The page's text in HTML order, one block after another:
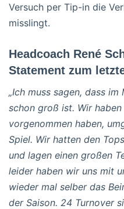
Versuch per Tip-in die
misslingt.
Headcoach René
Statement zum
„Ich muss sagen, dass
schon groß ist. Wir
vorgenommen haben,
Spiel. Wir hatten den
und lagen einen großen
leider haben wir uns mit
wieder mal selber das
der Saison. 24 Turnover